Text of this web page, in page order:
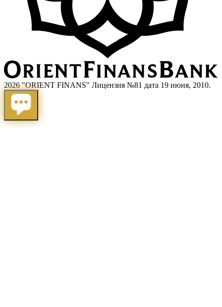
2026 "ORIENT FINANS" Лицензия №81 дата 19 июня, 2010.